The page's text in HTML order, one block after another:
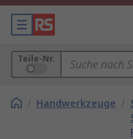
Teile-Nr.
/ Handwerkzeuge /